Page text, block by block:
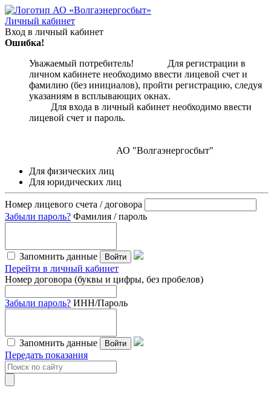
Личный кабинет
Вход в личный кабинет
Ошибка!
Уважаемый потребитель! Для регистрации в
личном кабинете необходимо ввести лицевой счет и
фамилию (без инициалов), пройти регистрацию, следуя
указаниям в всплывающих окнах.
Для входа в личный кабинет необходимо ввести
лицевой счет и пароль.
АО "Волгаэнергосбыт"
Для физических лиц
Для юридических лиц
Номер лицевого счета / договора
Забыли пароль? Фамилия / пароль
Запомнить данные Войти
Перейти в личный кабинет
Номер договора (буквы и цифры, без пробелов)
Забыли пароль? ИНН/Пароль
Запомнить данные Войти
Передать показания